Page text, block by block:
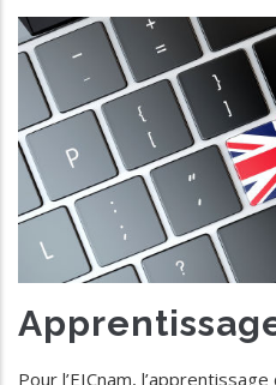
Pour l’EICnam,